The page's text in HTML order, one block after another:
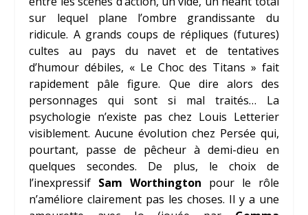
sur lequel plane l’ombre grandissante du
ridicule. A grands coups de répliques (futures)
cultes au pays du navet et de tentatives
d’humour débiles, « Le Choc des Titans » fait
rapidement pâle figure. Que dire alors des
personnages qui sont si mal traités… La
psychologie n’existe pas chez Louis Letterier
visiblement. Aucune évolution chez Persée qui,
pourtant, passe de pêcheur à demi-dieu en
quelques secondes. De plus, le choix de
l’inexpressif Sam Worthington pour le rôle
n’améliore clairement pas les choses. Il y a une